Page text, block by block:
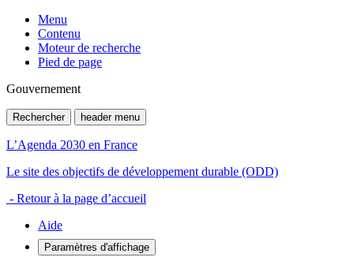
Menu
Contenu
Moteur de recherche
Pied de page
Gouvernement
Rechercher header menu
L’Agenda 2030 en France
Le site des objectifs de développement durable (ODD)
- Retour à la page d’accueil
Aide
Paramètres d'affichage